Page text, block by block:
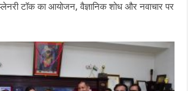
टॉक का आयोजन, वैज्ञानिक शोध और नवाचार पर